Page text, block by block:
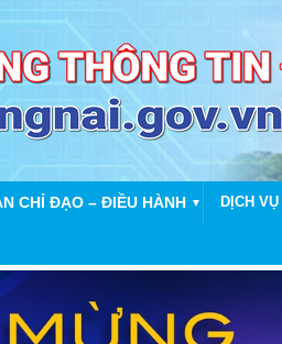
CHỈ ĐẠO – ĐIỀU HÀNH ▼ DỊCH